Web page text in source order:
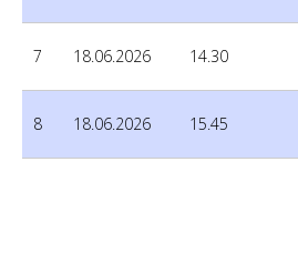
7 18.06.2026 14.30
8 18.06.2026 15.45